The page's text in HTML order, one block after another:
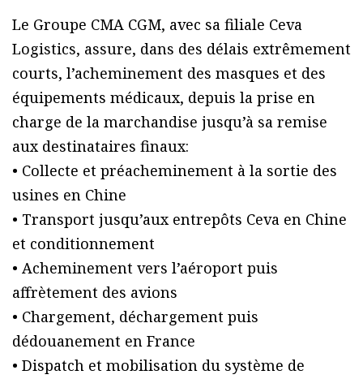
Le Groupe CMA CGM, avec sa filiale Ceva
Logistics, assure, dans des délais extrêmement
courts, l’acheminement des masques et des
équipements médicaux, depuis la prise en
charge de la marchandise jusqu’à sa remise
aux destinataires finaux:
• Collecte et préacheminement à la sortie des
usines en Chine
• Transport jusqu’aux entrepôts Ceva en Chine
et conditionnement
• Acheminement vers l’aéroport puis
affrètement des avions
• Chargement, déchargement puis
dédouanement en France
• Dispatch et mobilisation du système de